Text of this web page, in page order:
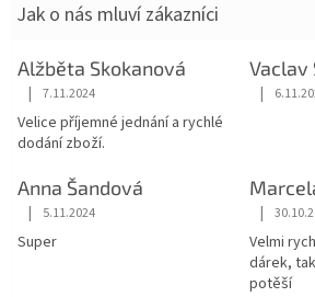
Jak o nás mluví zákazníci
Alžběta Skokanová
Hodnocení obchodu je 5 z 5 hvězdiček.
| 7.11.2024
Velice příjemné jednání a rychlé
dodání zboží.
Vaclav
|
Anna Šandová
Hodnocení obchodu je 5 z 5 hvězdiček.
| 5.11.2024
Super
|
Velmi
dárek,
potěší